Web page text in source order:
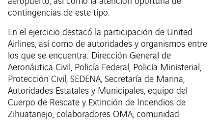
contingencias de este tipo.
En el ejercicio destacó la participación de United
Airlines, así como de autoridades y organismos entre
los que se encuentra: Dirección General de
Aeronáutica Civil, Policía Federal, Policía Ministerial,
Protección Civil, SEDENA, Secretaría de Marina,
Autoridades Estatales y Municipales, equipo del
Cuerpo de Rescate y Extinción de Incendios de
Zihuatanejo, colaboradores OMA, comunidad